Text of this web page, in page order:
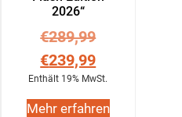
2026“
€289,99
€239,99
Enthält 19% MwSt.
Mehr erfahren